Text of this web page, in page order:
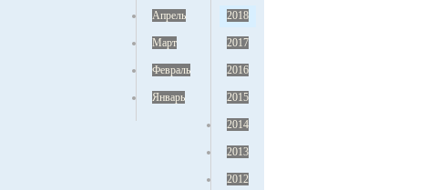
2018
2017
2016
2015
2014
2013
2012
Апрель
Март
Февраль
Январь